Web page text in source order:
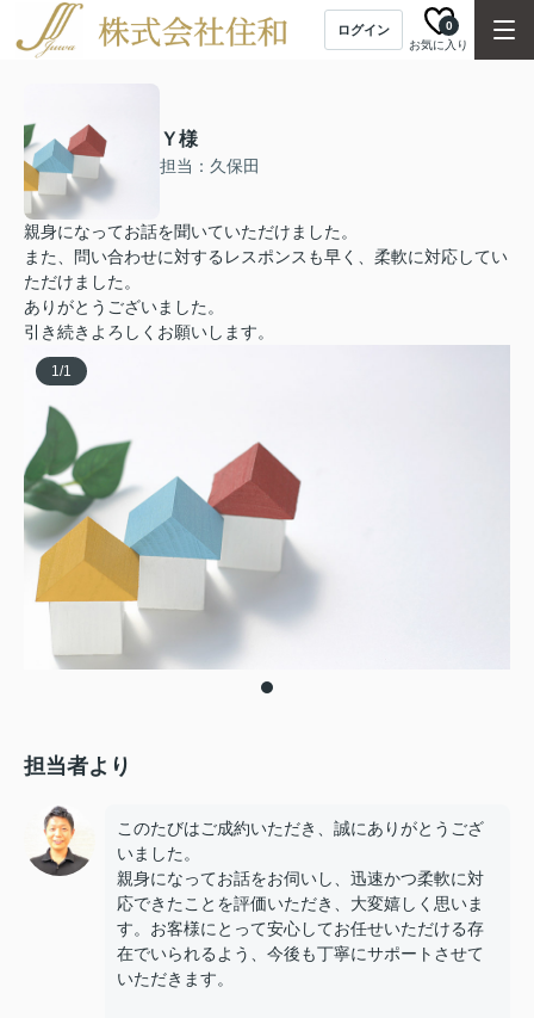
ログイン
お気に入り
0
Ｙ様
担当：久保田
親身になってお話を聞いていただけました。
また、問い合わせに対するレスポンスも早く、柔軟に対応してい
ただけました。
ありがとうございました。
引き続きよろしくお願いします。
1/1
担当者より
このたびはご成約いただき、誠にありがとうござ
いました。
親身になってお話をお伺いし、迅速かつ柔軟に対
応できたことを評価いただき、大変嬉しく思いま
す。お客様にとって安心してお任せいただける存
在でいられるよう、今後も丁寧にサポートさせて
いただきます。